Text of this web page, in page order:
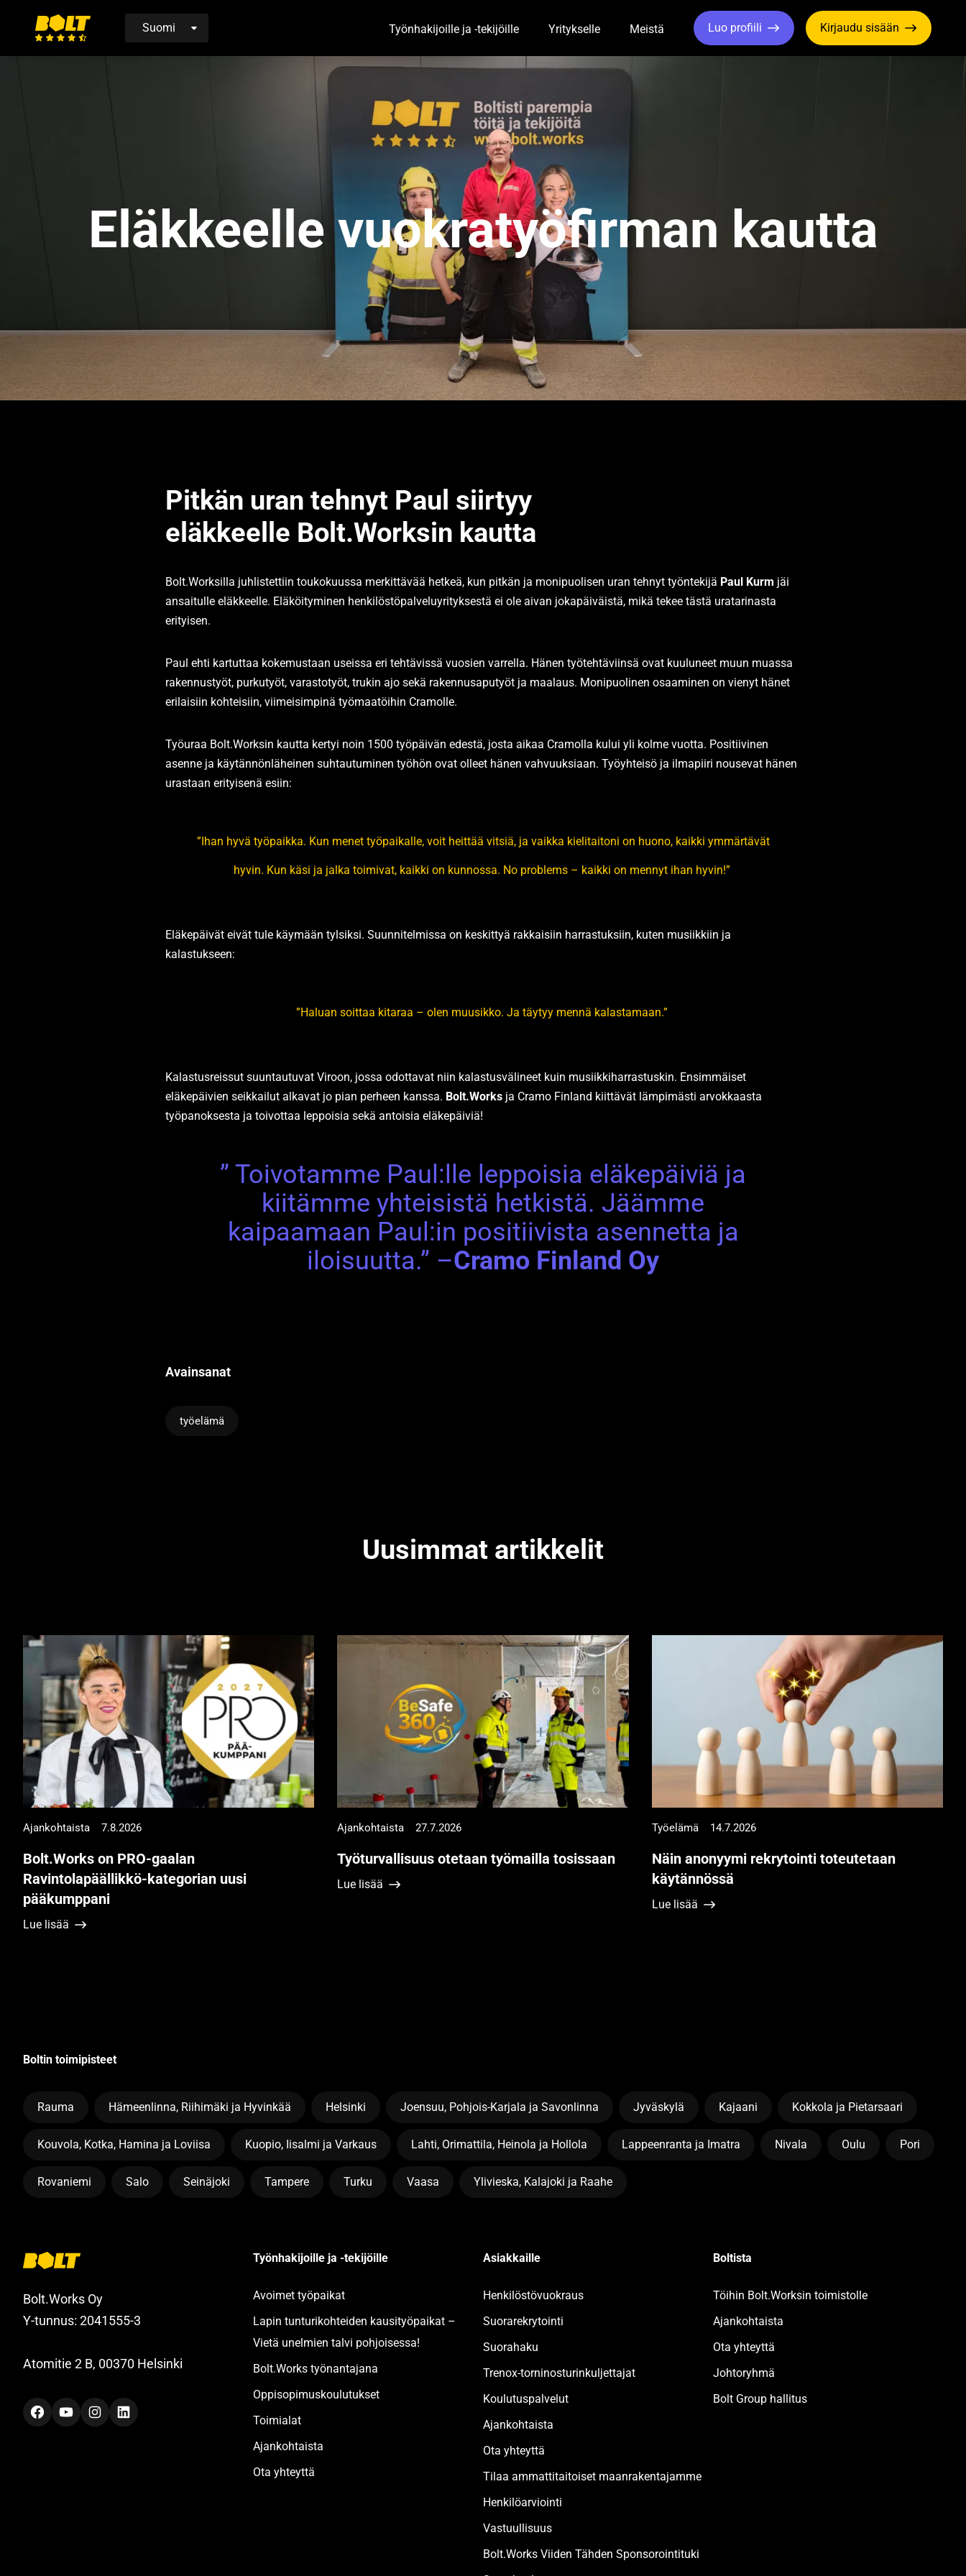
Siirry
Työnhakijoille ja -tekijöille Toggle Dropdown
Yritykselle Toggle Dropdown
Meistä Toggle Dropdown
Luo profiili Kirjaudu sisään
Eläkkeelle vuokratyöfirman kautta
Pitkän uran tehnyt Paul siirtyy
eläkkeelle Bolt.Worksin kautta
Bolt.Worksilla juhlistettiin toukokuussa merkittävää hetkeä, kun pitkän ja monipuolisen uran tehnyt työntekijä Paul Kurm jäi
ansaitulle eläkkeelle. Eläköityminen henkilöstöpalveluyrityksestä ei ole aivan jokapäiväistä, mikä tekee tästä uratarinasta
erityisen.
Paul ehti kartuttaa kokemustaan useissa eri tehtävissä vuosien varrella. Hänen työtehtäviinsä ovat kuuluneet muun muassa
rakennustyöt, purkutyöt, varastotyöt, trukin ajo sekä rakennusaputyöt ja maalaus. Monipuolinen osaaminen on vienyt hänet
erilaisiin kohteisiin, viimeisimpinä työmaatöihin Cramolle.
Työuraa Bolt.Worksin kautta kertyi noin 1500 työpäivän edestä, josta aikaa Cramolla kului yli kolme vuotta. Positiivinen
asenne ja käytännönläheinen suhtautuminen työhön ovat olleet hänen vahvuuksiaan. Työyhteisö ja ilmapiiri nousevat hänen
urastaan erityisenä esiin:
”Ihan hyvä työpaikka. Kun menet työpaikalle, voit heittää vitsiä, ja vaikka kielitaitoni on huono, kaikki ymmärtävät
hyvin. Kun käsi ja jalka toimivat, kaikki on kunnossa. No problems – kaikki on mennyt ihan hyvin!”
Eläkepäivät eivät tule käymään tylsiksi. Suunnitelmissa on keskittyä rakkaisiin harrastuksiin, kuten musiikkiin ja
kalastukseen:
”Haluan soittaa kitaraa – olen muusikko. Ja täytyy mennä kalastamaan.”
Kalastusreissut suuntautuvat Viroon, jossa odottavat niin kalastusvälineet kuin musiikkiharrastuskin. Ensimmäiset
eläkepäivien seikkailut alkavat jo pian perheen kanssa. Bolt.Works ja Cramo Finland kiittävät lämpimästi arvokkaasta
työpanoksesta ja toivottaa leppoisia sekä antoisia eläkepäiviä!
” Toivotamme Paul:lle leppoisia eläkepäiviä ja
kiitämme yhteisistä hetkistä. Jäämme
kaipaamaan Paul:in positiivista asennetta ja
iloisuutta.” –Cramo Finland Oy
Avainsanat
työelämä
Uusimmat artikkelit
Ajankohtaista 7.8.2026
Bolt.Works on PRO-gaalan
Ravintolapäällikkö-kategorian uusi
pääkumppani
Lue lisää
Ajankohtaista 27.7.2026
Työturvallisuus otetaan työmailla tosissaan
Lue lisää
Työelämä 14.7.2026
Näin anonyymi rekrytointi toteutetaan
käytännössä
Lue lisää
Boltin toimipisteet
Rauma Hämeenlinna, Riihimäki ja Hyvinkää Helsinki Joensuu, Pohjois-Karjala ja Savonlinna Jyväskylä Kajaani Kokkola ja Pietarsaari
Kouvola, Kotka, Hamina ja Loviisa Kuopio, Iisalmi ja Varkaus Lahti, Orimattila, Heinola ja Hollola Lappeenranta ja Imatra Nivala Oulu Pori
Rovaniemi Salo Seinäjoki Tampere Turku Vaasa Ylivieska, Kalajoki ja Raahe
Bolt.Works Oy
Y-tunnus: 2041555-3
Atomitie 2 B, 00370 Helsinki
FacebookYouTubeInstagramLinkedIn
Työnhakijoille ja -tekijöille
Avoimet työpaikat
Lapin tunturikohteiden kausityöpaikat –
Vietä unelmien talvi pohjoisessa!
Bolt.Works työnantajana
Oppisopimuskoulutukset
Toimialat
Ajankohtaista
Ota yhteyttä
Asiakkaille
Henkilöstövuokraus
Suorarekrytointi
Suorahaku
Trenox-torninosturinkuljettajat
Koulutuspalvelut
Ajankohtaista
Ota yhteyttä
Tilaa ammattitaitoiset maanrakentajamme
Henkilöarviointi
Vastuullisuus
Bolt.Works Viiden Tähden Sponsorointituki
Boltista
Töihin Bolt.Worksin toimistolle
Ajankohtaista
Ota yhteyttä
Johtoryhmä
Bolt Group hallitus